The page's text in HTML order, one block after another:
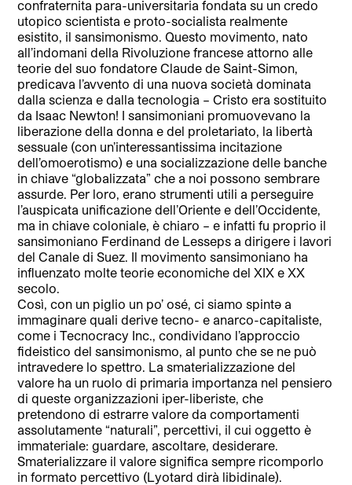
confraternita para-universitaria fondata su un credo
utopico scientista e proto-socialista realmente
esistito, il sansimonismo. Questo movimento, nato
all’indomani della Rivoluzione francese attorno alle
teorie del suo fondatore Claude de Saint-Simon,
predicava l’avvento di una nuova società dominata
dalla scienza e dalla tecnologia – Cristo era sostituito
da Isaac Newton! I sansimoniani promuovevano la
liberazione della donna e del proletariato, la libertà
sessuale (con un’interessantissima incitazione
dell’omoerotismo) e una socializzazione delle banche
in chiave “globalizzata” che a noi possono sembrare
assurde. Per loro, erano strumenti utili a perseguire
l’auspicata unificazione dell’Oriente e dell’Occidente,
ma in chiave coloniale, è chiaro – e infatti fu proprio il
sansimoniano Ferdinand de Lesseps a dirigere i lavori
del Canale di Suez. Il movimento sansimoniano ha
influenzato molte teorie economiche del XIX e XX
secolo.
Così, con un piglio un po’ osé, ci siamo spintə a
immaginare quali derive tecno- e anarco-capitaliste,
come i Tecnocracy Inc., condividano l’approccio
fideistico del sansimonismo, al punto che se ne può
intravedere lo spettro. La smaterializzazione del
valore ha un ruolo di primaria importanza nel pensiero
di queste organizzazioni iper-liberiste, che
pretendono di estrarre valore da comportamenti
assolutamente “naturali”, percettivi, il cui oggetto è
immateriale: guardare, ascoltare, desiderare.
Smaterializzare il valore significa sempre ricomporlo
in formato percettivo (Lyotard dirà libidinale).